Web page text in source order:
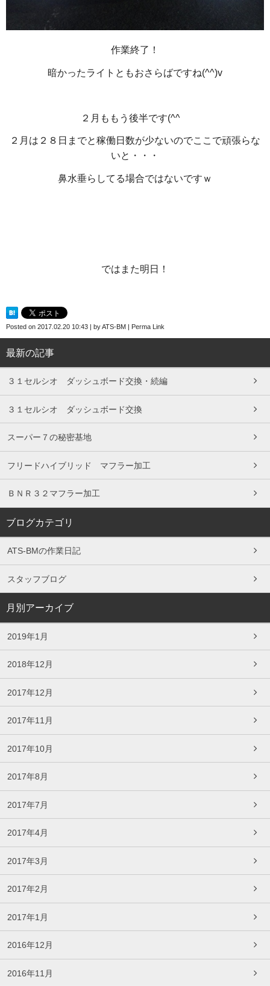
作業終了！
暗かったライトともおさらばですね(^^)v
２月ももう後半です(^^ゞ
２月は２８日までと稼働日数が少ないのでここで頑張らな
いと・・・
鼻水垂らしてる場合ではないですｗ
ではまた明日！
Posted on 2017.02.20 10:43 | byATS-BM | Perma Link
最新の記事
３１セルシオ ダッシュボード交換・続編
３１セルシオ ダッシュボード交換
スーパー７の秘密基地
フリードハイブリッド マフラー加工
ＢＮＲ３２マフラー加工
ブログカテゴリ
ATS-BMの作業日記
スタッフブログ
月別アーカイブ
2019年1月
2018年12月
2017年12月
2017年11月
2017年10月
2017年8月
2017年7月
2017年4月
2017年3月
2017年2月
2017年1月
2016年12月
2016年11月